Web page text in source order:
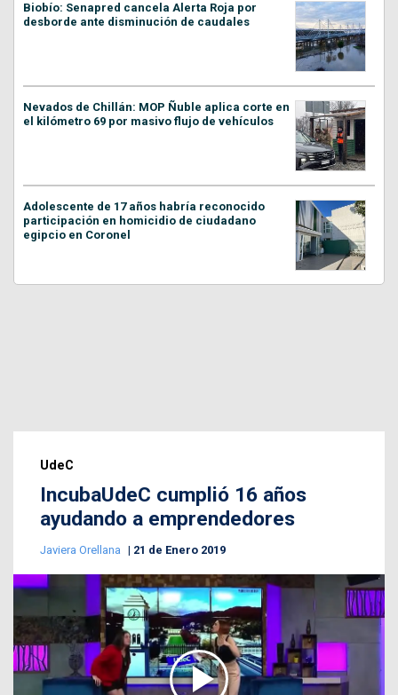
Biobío: Senapred cancela Alerta Roja por
desborde ante disminución de caudales
Nevados de Chillán: MOP Ñuble aplica corte en
el kilómetro 69 por masivo flujo de vehículos
Adolescente de 17 años habría reconocido
participación en homicidio de ciudadano
egipcio en Coronel
UdeC
IncubaUdeC cumplió 16 años
ayudando a emprendedores
Javiera Orellana 21 de Enero 2019